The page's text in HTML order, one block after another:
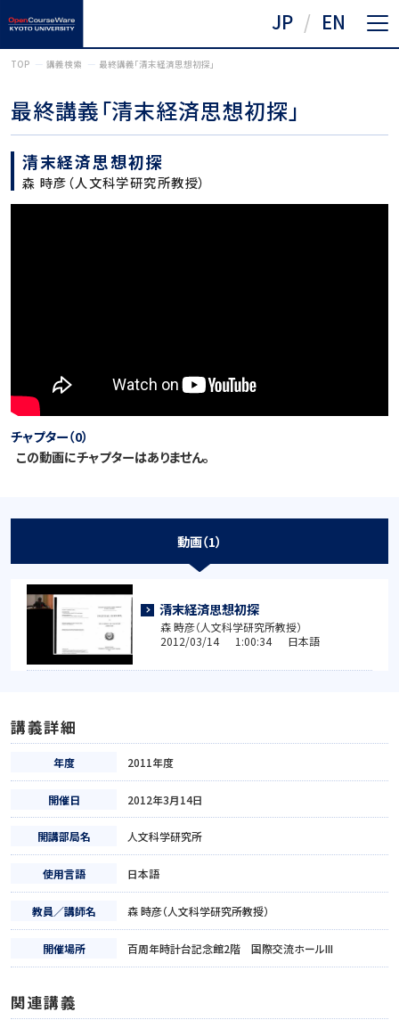
JP EN
TOP 講義検索 最終講義「清末経済思想初探」
最終講義「清末経済思想初探」
清末経済思想初探
森 時彦（人文科学研究所教授）
チャプター（0）
この動画にチャプターはありません。
動画（1）
清末経済思想初探
森 時彦（人文科学研究所教授）
2012/03/14 1:00:34 日本語
講義詳細
年度 2011年度
開催日 2012年3月14日
開講部局名 人文科学研究所
使用言語 日本語
教員／講師名 森 時彦（人文科学研究所教授）
開催場所 百周年時計台記念館2階 国際交流ホールIII
関連講義